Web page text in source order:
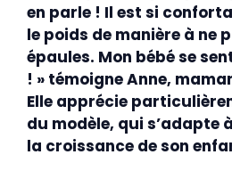
en parle ! Il est si
le poids de manière à ne
épaules. Mon bébé se
! » témoigne Anne,
Elle apprécie
du modèle, qui s’adapte
la croissance de son